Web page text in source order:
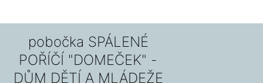
pobočka SPÁLENÉ
POŘÍČÍ "DOMEČEK" -
DŮM DĚTÍ A MLÁDEŽE